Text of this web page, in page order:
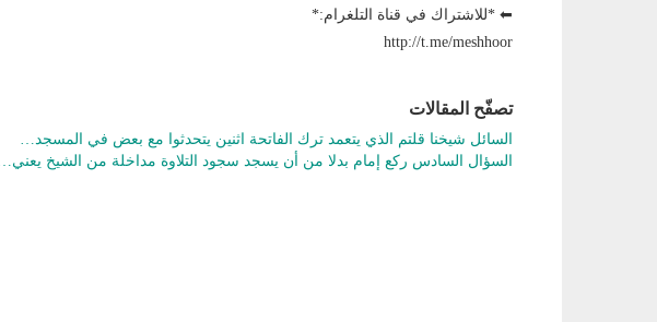
⬅ *للاشتراك في قناة التلغرام:*
http://t.me/meshhoor
تصفّح المقالات
السائل شيخنا قلتم الذي يتعمد ترك الفاتحة اثنين يتحدثوا مع بعض في المسجد…
السؤال السادس ركع إمام بدلا من أن يسجد سجود التلاوة مداخلة من الشيخ